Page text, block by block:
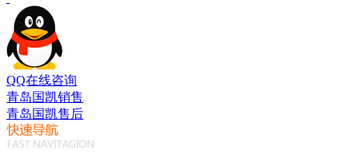
QQ在线咨询
青岛国凯销售
青岛国凯售后